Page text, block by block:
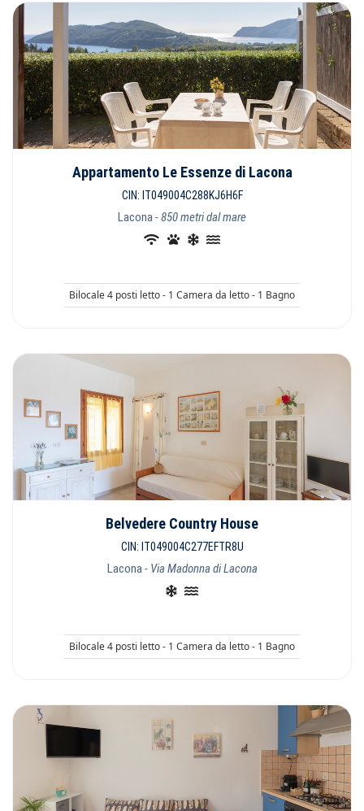
Appartamento Le Essenze di Lacona
CIN: IT049004C288KJ6H6F
Lacona- 850 metri dal mare
Bilocale 4 posti letto - 1 Camera da letto - 1 Bagno
Belvedere Country House
CIN: IT049004C277EFTR8U
Lacona- Via Madonna di Lacona
Bilocale 4 posti letto - 1 Camera da letto - 1 Bagno